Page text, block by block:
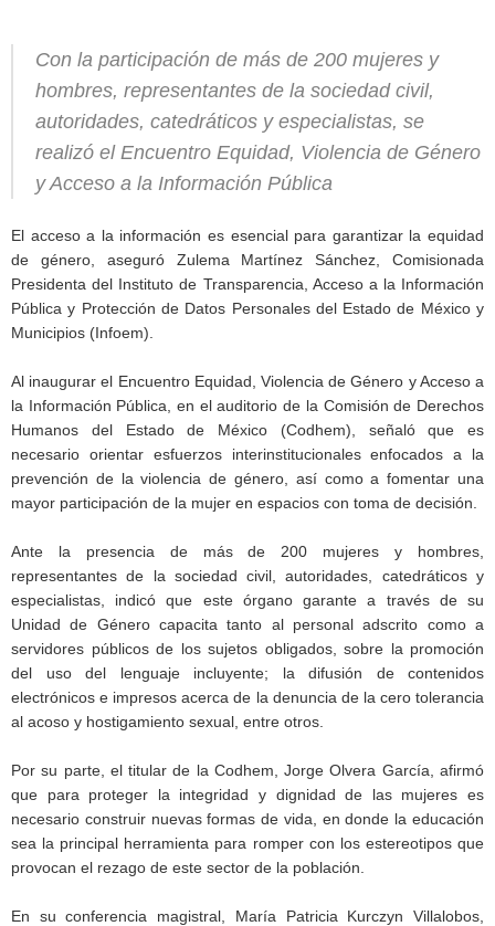
Con la participación de más de 200 mujeres y
hombres, representantes de la sociedad civil,
autoridades, catedráticos y especialistas, se
realizó el Encuentro Equidad, Violencia de Género
y Acceso a la Información Pública
El acceso a la información es esencial para garantizar la equidad
de género, aseguró Zulema Martínez Sánchez, Comisionada
Presidenta del Instituto de Transparencia, Acceso a la Información
Pública y Protección de Datos Personales del Estado de México y
Municipios (Infoem).
Al inaugurar el Encuentro Equidad, Violencia de Género y Acceso a
la Información Pública, en el auditorio de la Comisión de Derechos
Humanos del Estado de México (Codhem), señaló que es
necesario orientar esfuerzos interinstitucionales enfocados a la
prevención de la violencia de género, así como a fomentar una
mayor participación de la mujer en espacios con toma de decisión.
Ante la presencia de más de 200 mujeres y hombres,
representantes de la sociedad civil, autoridades, catedráticos y
especialistas, indicó que este órgano garante a través de su
Unidad de Género capacita tanto al personal adscrito como a
servidores públicos de los sujetos obligados, sobre la promoción
del uso del lenguaje incluyente; la difusión de contenidos
electrónicos e impresos acerca de la denuncia de la cero tolerancia
al acoso y hostigamiento sexual, entre otros.
Por su parte, el titular de la Codhem, Jorge Olvera García, afirmó
que para proteger la integridad y dignidad de las mujeres es
necesario construir nuevas formas de vida, en donde la educación
sea la principal herramienta para romper con los estereotipos que
provocan el rezago de este sector de la población.
En su conferencia magistral, María Patricia Kurczyn Villalobos,